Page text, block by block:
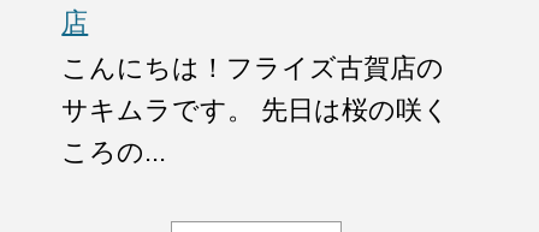
店
こんにちは！フライズ古賀店の
サキムラです。 先日は桜の咲く
ころの...